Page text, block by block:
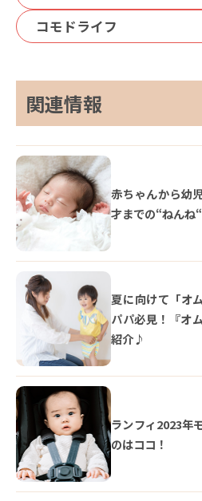
コモドライフ
関連情報
赤ちゃんから幼
才までの“ねんね
夏に向けて「オ
パパ必見！『オ
紹介♪
ランフィ2023年
のはココ！